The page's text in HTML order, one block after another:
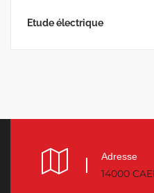
Etude électrique
Adresse
14000